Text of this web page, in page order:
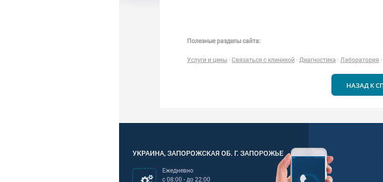
Полезные разделы сайта:
Услуги и цены · Связаться с клиникой · Диагностика · Лаборатория ·
НАЗАД К
УКРАИНА,ЗАПОРОЖСКАЯ ОБ. Г. ЗАПОРОЖЬЕ
Ежедневно
с08:00 - до22:00